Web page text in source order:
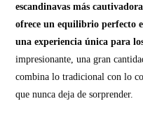
escandinavas más
ofrece un equilibrio perfecto
una experiencia única para
impresionante, una gran
combina lo tradicional con lo
que nunca deja de sorprender.